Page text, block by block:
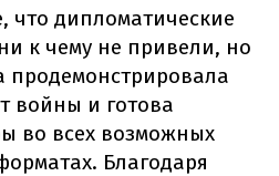
что дипломатические
к чему не привели, но
продемонстрировала
войны и готова
во всех возможных
Благодаря